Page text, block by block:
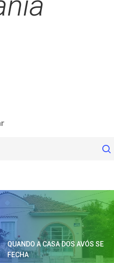
QUANDO A CASA DOS AVÓS SE
FECHA